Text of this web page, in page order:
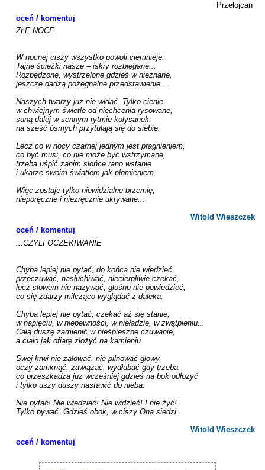
Przełojcan
oceń / komentuj
ZŁE NOCE
W nocnej ciszy wszystko powoli ciemnieje.
Tajne ścieżki nasze – iskry rozbiegane...
Rozpędzone, wystrzelone gdzieś w nieznane,
jeszcze dadzą pożegnalne przedstawienie...
Naszych twarzy już nie widać. Tylko cienie
w chwiejnym świetle od niechcenia rysowane,
suną dalej w sennym rytmie kołysanek,
na sześć ósmych przytulają się do siebie.
Lecz co w nocy czarnej jednym jest pragnieniem,
co być musi, co nie może być wstrzymane,
trzeba uśpić zanim słońce rano wstanie
i ukarze swoim światłem jak płomieniem.
Więc zostaje tylko niewidzialne brzemię,
nieporęczne i niezręcznie ukrywane...
Witold Wieszczek
oceń / komentuj
...CZYLI OCZEKIWANIE
Chyba lepiej nie pytać, do końca nie wiedzieć,
przeczuwać, nasłuchiwać, niecierpliwie czekać,
lecz słowem nie nazywać, głośno nie powiedzieć,
co się zdarzy milcząco wyglądać z daleka.
Chyba lepiej nie pytać, czekać aż się stanie,
w napięciu, w niepewności, w nieładzie, w zwątpieniu...
Całą duszę zamienić w nieśpieszne czuwanie,
a ciało jak ofiarę złożyć na kamieniu.
Swej krwi nie żałować, nie pilnować głowy,
oczy zamknąć, zawiązać, wydłubać gdy trzeba,
co przeszkadza już wcześniej gdzieś na bok odłożyć
i tylko uszy duszy nastawić do nieba.
Nie pytać! Nie wiedzieć! Nie widzieć! I nie żyć!
Tylko bywać. Gdzieś obok, w ciszy Ona siedzi.
Witold Wieszczek
oceń / komentuj